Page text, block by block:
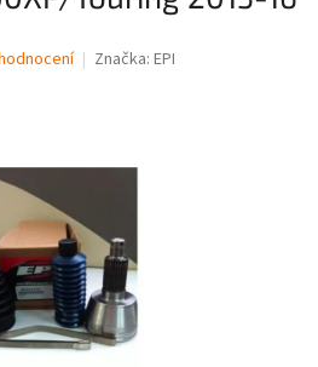
Značka: EPI